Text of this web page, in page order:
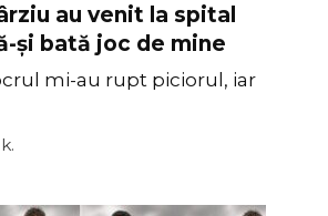
au venit la spital
și bată joc de mine
mi-au rupt piciorul, iar